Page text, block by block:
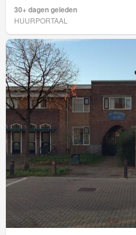
30+ dagen geleden
HUURPORTAAL